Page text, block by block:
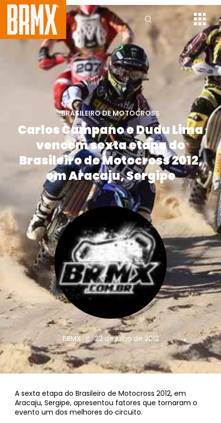
BRASILEIRO DE MOTOCROSS
Carlos Campano e Dudu Lima
vencem sexta etapa do
Brasileiro de Motocross 2012,
em Aracaju, Sergipe
BRMX || 22 de julho de 2012
A sexta etapa do Brasileiro de Motocross 2012, em
Aracaju, Sergipe, apresentou fatores que tornaram o
evento um dos melhores do circuito.